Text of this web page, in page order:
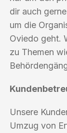
dir auch
um die
Oviedo geht.
zu Themen
Unsere
Umzug von